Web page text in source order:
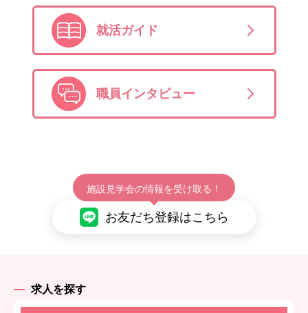
就活ガイド
職員インタビュー
施設見学会の情報を受け取る！
お友だち登録はこちら
求人を探す